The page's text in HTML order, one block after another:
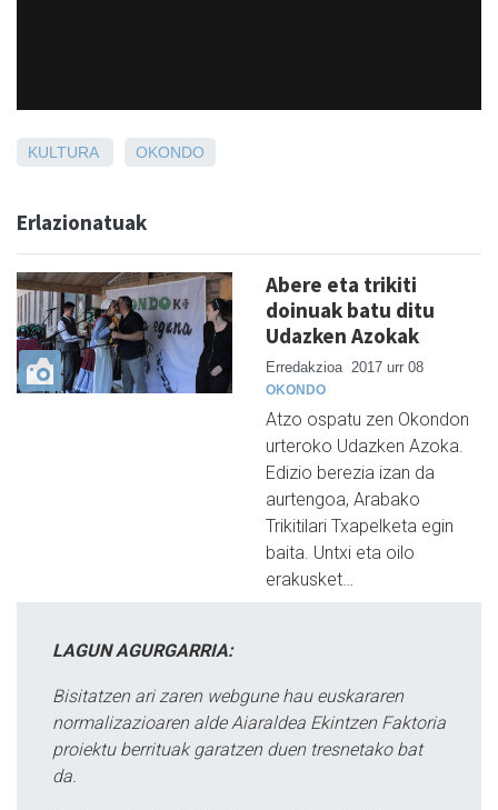
KULTURA OKONDO
Erlazionatuak
Abere eta trikiti
doinuak batu ditu
Udazken Azokak
Erredakzioa 2017 urr 08
OKONDO
Atzo ospatu zen Okondon
urteroko Udazken Azoka.
Edizio berezia izan da
aurtengoa, Arabako
Trikitilari Txapelketa egin
baita. Untxi eta oilo
erakusket…
LAGUN AGURGARRIA:
Bisitatzen ari zaren webgune hau euskararen
normalizazioaren alde Aiaraldea Ekintzen Faktoria
proiektu berrituak garatzen duen tresnetako bat
da.